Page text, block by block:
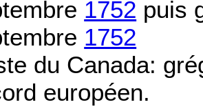
1752 puis
1752
du Canada:
européen.